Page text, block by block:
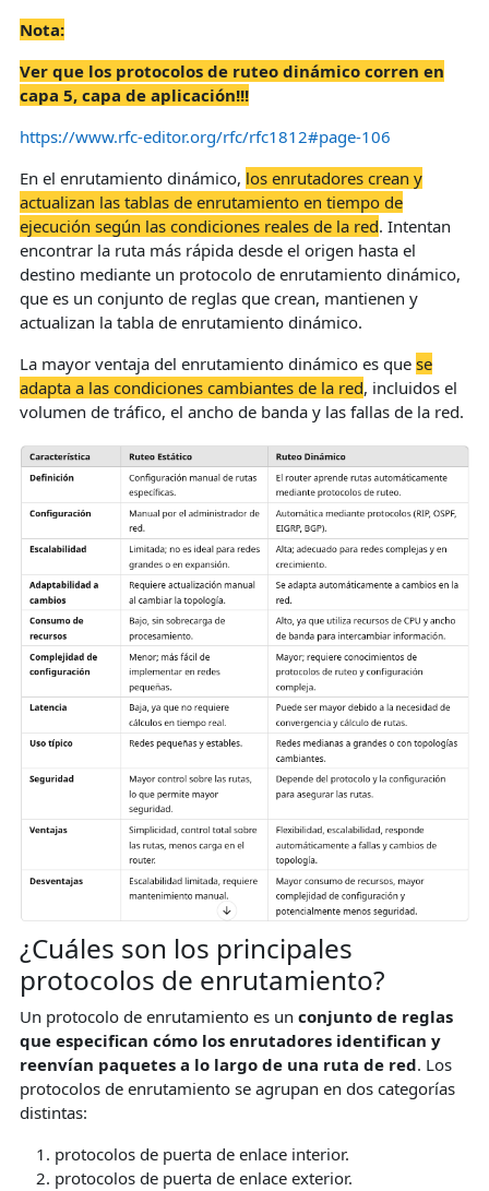
Nota:
Ver que los protocolos de ruteo dinámico corren en
capa 5, capa de aplicación!!!
https://www.rfc-editor.org/rfc/rfc1812#page-106
En el enrutamiento dinámico, los enrutadores crean y
actualizan las tablas de enrutamiento en tiempo de
ejecución según las condiciones reales de la red. Intentan
encontrar la ruta más rápida desde el origen hasta el
destino mediante un protocolo de enrutamiento dinámico,
que es un conjunto de reglas que crean, mantienen y
actualizan la tabla de enrutamiento dinámico.
La mayor ventaja del enrutamiento dinámico es que se
adapta a las condiciones cambiantes de la red, incluidos el
volumen de tráfico, el ancho de banda y las fallas de la red.
¿Cuáles son los principales
protocolos de enrutamiento?
Un protocolo de enrutamiento es un conjunto de reglas
que especifican cómo los enrutadores identifican y
reenvían paquetes a lo largo de una ruta de red. Los
protocolos de enrutamiento se agrupan en dos categorías
distintas:
protocolos de puerta de enlace interior.
protocolos de puerta de enlace exterior.